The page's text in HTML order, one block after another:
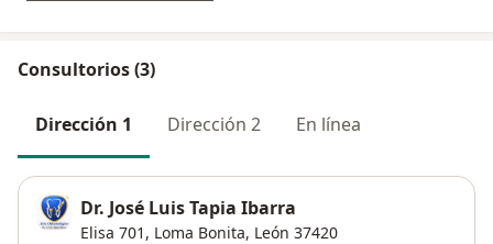
Consultorios (3)
Dirección 1 Dirección 2 En línea
Dr. José Luis Tapia Ibarra
Elisa 701, Loma Bonita, León 37420